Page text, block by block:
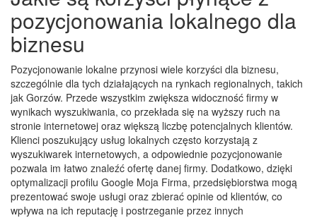
pozycjonowania lokalnego dla
biznesu
Pozycjonowanie lokalne przynosi wiele korzyści dla biznesu,
szczególnie dla tych działających na rynkach regionalnych, takich
jak Gorzów. Przede wszystkim zwiększa widoczność firmy w
wynikach wyszukiwania, co przekłada się na wyższy ruch na
stronie internetowej oraz większą liczbę potencjalnych klientów.
Klienci poszukujący usług lokalnych często korzystają z
wyszukiwarek internetowych, a odpowiednie pozycjonowanie
pozwala im łatwo znaleźć ofertę danej firmy. Dodatkowo, dzięki
optymalizacji profilu Google Moja Firma, przedsiębiorstwa mogą
prezentować swoje usługi oraz zbierać opinie od klientów, co
wpływa na ich reputację i postrzeganie przez innych